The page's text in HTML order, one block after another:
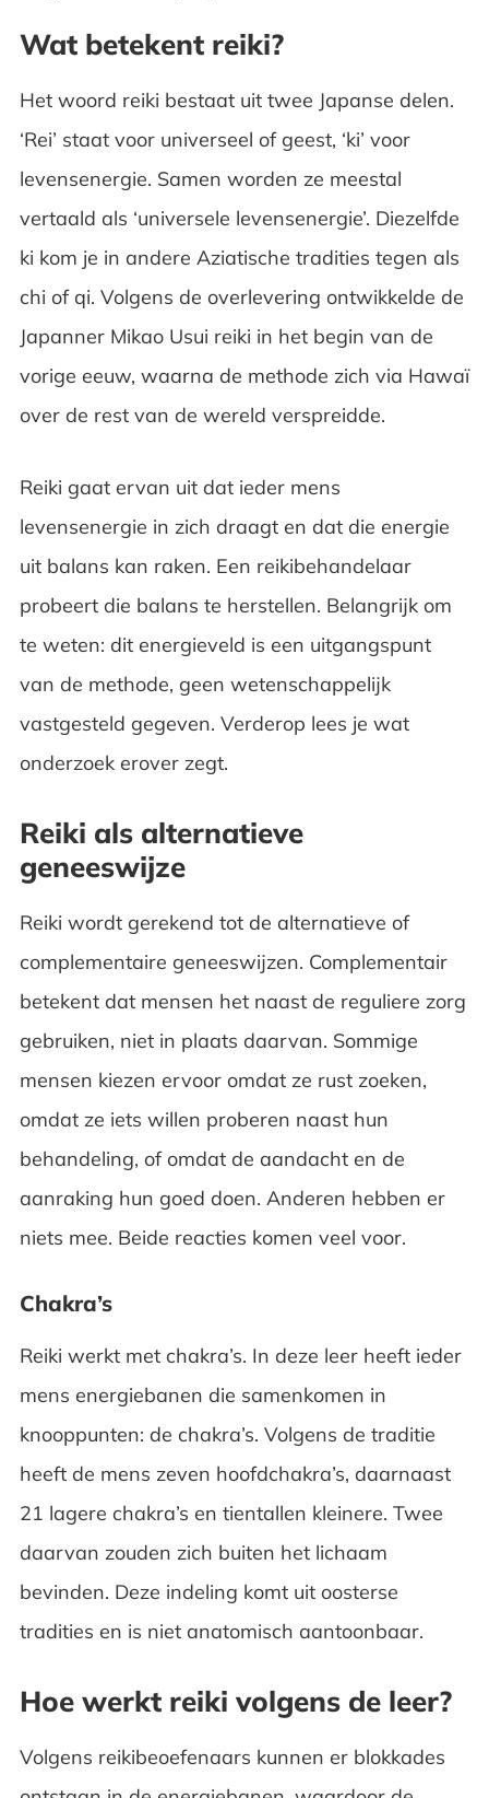
Wat betekent reiki?
Het woord reiki bestaat uit twee Japanse delen.
‘Rei’ staat voor universeel of geest, ‘ki’ voor
levensenergie. Samen worden ze meestal
vertaald als ‘universele levensenergie’. Diezelfde
ki kom je in andere Aziatische tradities tegen als
chi of qi. Volgens de overlevering ontwikkelde de
Japanner Mikao Usui reiki in het begin van de
vorige eeuw, waarna de methode zich via Hawaï
over de rest van de wereld verspreidde.
Reiki gaat ervan uit dat ieder mens
levensenergie in zich draagt en dat die energie
uit balans kan raken. Een reikibehandelaar
probeert die balans te herstellen. Belangrijk om
te weten: dit energieveld is een uitgangspunt
van de methode, geen wetenschappelijk
vastgesteld gegeven. Verderop lees je wat
onderzoek erover zegt.
Reiki als alternatieve
geneeswijze
Reiki wordt gerekend tot de alternatieve of
complementaire geneeswijzen. Complementair
betekent dat mensen het naast de reguliere zorg
gebruiken, niet in plaats daarvan. Sommige
mensen kiezen ervoor omdat ze rust zoeken,
omdat ze iets willen proberen naast hun
behandeling, of omdat de aandacht en de
aanraking hun goed doen. Anderen hebben er
niets mee. Beide reacties komen veel voor.
Chakra’s
Reiki werkt met chakra’s. In deze leer heeft ieder
mens energiebanen die samenkomen in
knooppunten: de chakra’s. Volgens de traditie
heeft de mens zeven hoofdchakra’s, daarnaast
21 lagere chakra’s en tientallen kleinere. Twee
daarvan zouden zich buiten het lichaam
bevinden. Deze indeling komt uit oosterse
tradities en is niet anatomisch aantoonbaar.
Hoe werkt reiki volgens de leer?
Volgens reikibeoefenaars kunnen er blokkades